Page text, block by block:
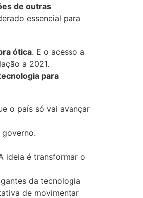
de outras
essencial para
ótica. E o acesso a
a 2021.
para
o país só vai avançar
ideia é transformar o
da tecnologia
de movimentar